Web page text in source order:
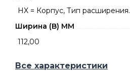
HX = Корпус, Тип расширения.
Ширина (B) MM
112,00
Все характеристики